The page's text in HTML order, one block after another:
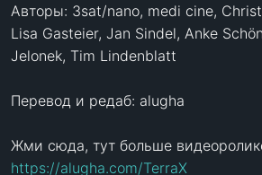
Авторы: 3sat/nano, medi cine,
Lisa Gasteier, Jan Sindel, Anke
Jelonek, Tim Lindenblatt
Перевод и редаб: alugha
https://alugha.com/TerraX